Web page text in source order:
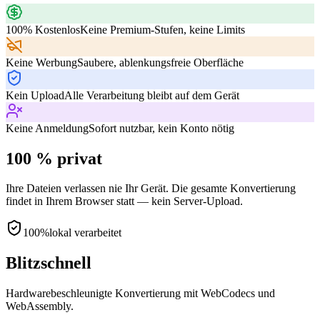
100% KostenlosKeine Premium-Stufen, keine Limits
Keine WerbungSaubere, ablenkungsfreie Oberfläche
Kein UploadAlle Verarbeitung bleibt auf dem Gerät
Keine AnmeldungSofort nutzbar, kein Konto nötig
100 % privat
Ihre Dateien verlassen nie Ihr Gerät. Die gesamte Konvertierung
findet in Ihrem Browser statt — kein Server-Upload.
100%lokal verarbeitet
Blitzschnell
Hardwarebeschleunigte Konvertierung mit WebCodecs und
WebAssembly.